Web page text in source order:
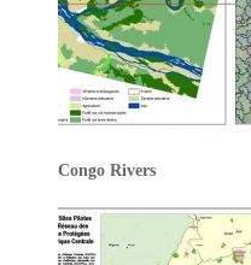
Congo Rivers